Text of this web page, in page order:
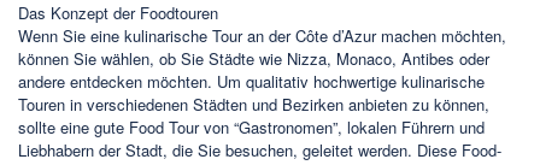
Das Konzept der Foodtouren
Wenn Sie eine kulinarische Tour an der Côte d’Azur machen möchten,
können Sie wählen, ob Sie Städte wie Nizza, Monaco, Antibes oder
andere entdecken möchten. Um qualitativ hochwertige kulinarische
Touren in verschiedenen Städten und Bezirken anbieten zu können,
sollte eine gute Food Tour von “Gastronomen”, lokalen Führern und
Liebhabern der Stadt, die Sie besuchen, geleitet werden. Diese Food-